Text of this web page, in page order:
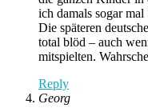
ich damals sogar
Die späteren
total blöd – auch
mitspielten.
Reply
Georg